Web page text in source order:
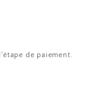
de paiement.